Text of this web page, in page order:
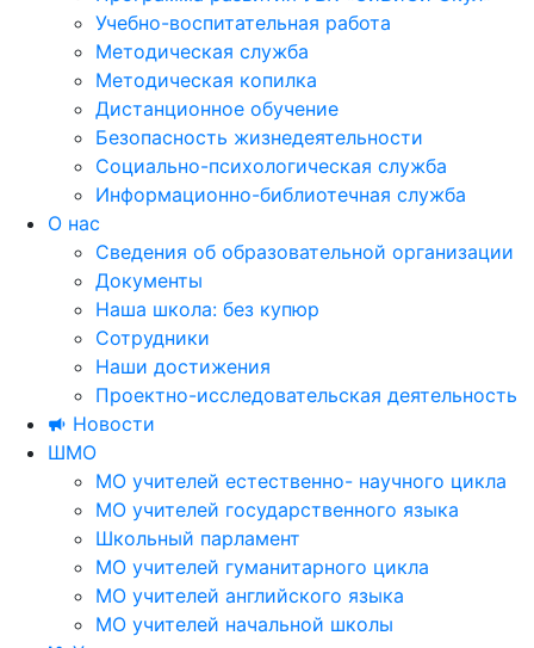
Учебно-воспитательная работа
Методическая служба
Методическая копилка
Дистанционное обучение
Безопасность жизнедеятельности
Социально-психологическая служба
Информационно-библиотечная служба
О нас
Сведения об образовательной организации
Документы
Наша школа: без купюр
Сотрудники
Наши достижения
Проектно-исследовательская деятельность
Новости
ШМО
МО учителей естественно- научного цикла
МО учителей государственного языка
Школьный парламент
МО учителей гуманитарного цикла
МО учителей английского языка
МО учителей начальной школы